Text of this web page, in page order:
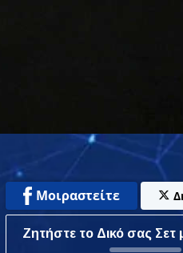
Μοιραστείτε
Ζητήστε το Δικό σας Σετ